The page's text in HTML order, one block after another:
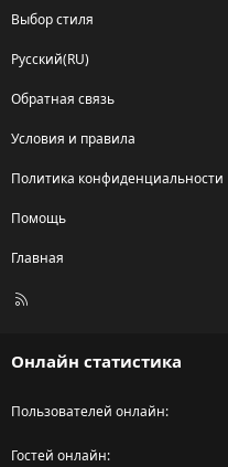
Выбор стиля
Русский(RU)
Обратная связь
Условия и правила
Политика конфиденциальности
Помощь
Главная
R
Онлайн статистика
Пользователей онлайн
Гостей онлайн